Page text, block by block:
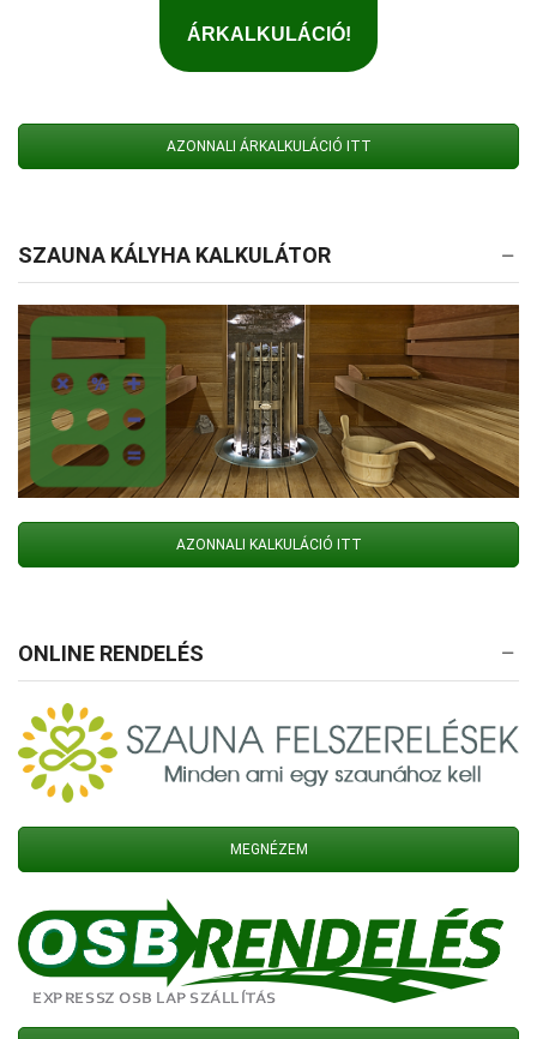
AZONNALI ÁRKALKULÁCIÓ ITT
SZAUNA KÁLYHA KALKULÁTOR
AZONNALI KALKULÁCIÓ ITT
ONLINE RENDELÉS
MEGNÉZEM